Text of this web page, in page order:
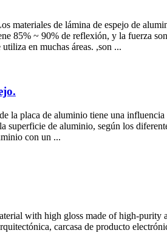
de lámina de espejo de
85% ~ 90% de reflexión, y la fuerza
en muchas áreas. ,son ...
la placa de aluminio tiene una
superficie de aluminio, según los
con un ...
with high gloss made of high-purity
carcasa de producto